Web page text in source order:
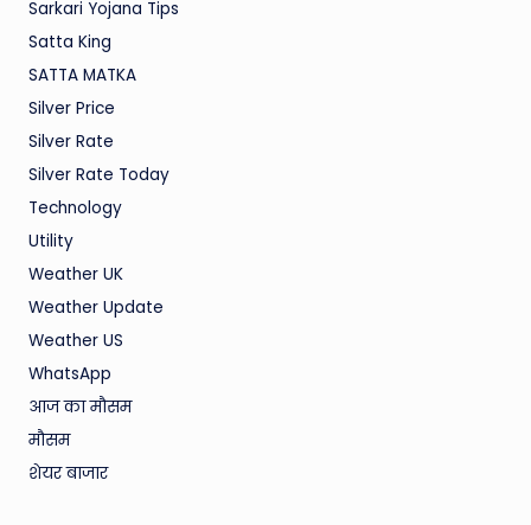
Sarkari Yojana Tips
Satta King
SATTA MATKA
Silver Price
Silver Rate
Silver Rate Today
Technology
Utility
Weather UK
Weather Update
Weather US
WhatsApp
आज का मौसम
मौसम
शेयर बाजार